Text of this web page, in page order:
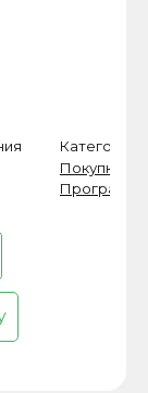
Категория
Покупки
Программы